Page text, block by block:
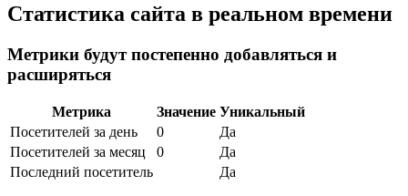
Статистика сайта в реальном времени
Метрики будут постепенно добавляться и
расширяться
Метрика Значение Уникальный
Посетителей за день
0
Да
Посетителей за месяц
0
Да
Последний посетитель
Да